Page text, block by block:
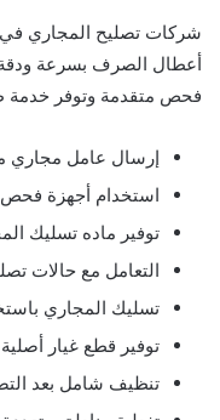
شركات تصليح المجاري
أعطال الصرف بسرعة
فحص متقدمة وتوفر خدمة
إرسال عامل مجاري
استخدام أجهزة فحص
توفير ماده تسليك
التعامل مع حالات
تسليك المجاري
توفير قطع غيار
تنظيف شامل بعد